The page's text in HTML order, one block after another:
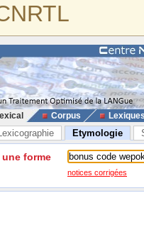
Corpus
Etymologie
une forme
notices corrigées